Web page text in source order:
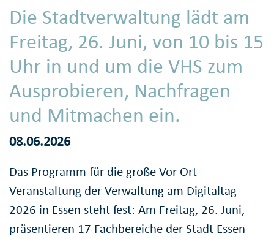
Die Stadtverwaltung lädt am
Freitag, 26. Juni, von 10 bis 15
Uhr in und um die VHS zum
Ausprobieren, Nachfragen
und Mitmachen ein.
08.06.2026
Das Programm für die große Vor-Ort-
Veranstaltung der Verwaltung am Digitaltag
2026 in Essen steht fest: Am Freitag, 26. Juni,
präsentieren 17 Fachbereiche der Stadt Essen